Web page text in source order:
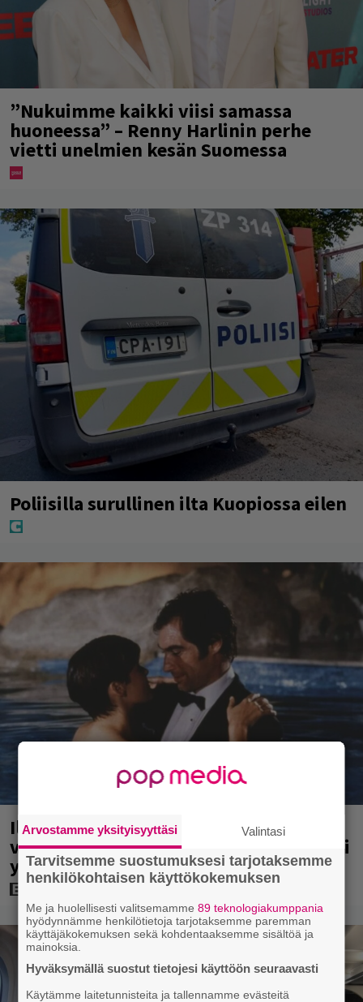
”Nukuimme kaikki viisi samassa
huoneessa” – Renny Harlinin perhe
vietti unelmien kesän Suomessa
Poliisilla surullinen ilta Kuopiossa eilen
Illalla tv:ssä: 007-elokuva jossa
vältettiin petipuuhia – päätähti paljasti
yllättävän syyn vuonna 2007
Arvostamme yksityisyyttäsi Valintasi
Tarvitsemme suostumuksesi tarjotaksemme
henkilökohtaisen käyttökokemuksen
Me ja huolellisesti valitsemamme89 teknologiakumppania
hyödynnämme henkilötietoja tarjotaksemme paremman
käyttäjäkokemuksen sekä kohdentaaksemme sisältöä ja
mainoksia.
Hyväksymällä suostut tietojesi käyttöön seuraavasti
Käytämme laitetunnisteita ja tallennamme evästeitä